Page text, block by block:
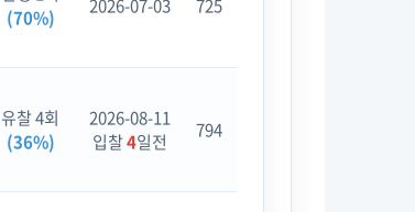
(70%)
2026-07-03 725
유찰 4회
(36%)
2026-08-11
입찰4일전 794